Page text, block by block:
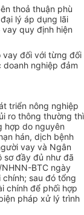
thoả thuận phù
lý áp dụng lãi
quy định hiện
vay đối với từng đối
nghiệp đảm
triển nông nghiệp
ro thông thường thì
hợp do nguyên
hán, dịch bệnh
vay và Ngân
sơ đầy đủ như đã
BTC ngày
sau đó tổng
chính để phối hợp
pháp xử lý trình